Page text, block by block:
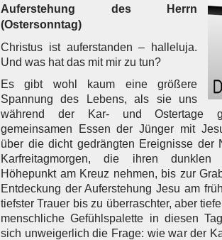
Auferstehung des Herrn
(Ostersonntag)
Christus ist auferstanden – halleluja.
Und was hat das mit mir zu tun?
Es gibt wohl kaum eine größere
Spannung des Lebens, als sie uns
während der Kar- und Ostertage
gemeinsamen Essen der Jünger mit
über die dicht gedrängten Ereignisse der
Karfreitagmorgen, die ihren dunklen
Höhepunkt am Kreuz nehmen, bis zur
Entdeckung der Auferstehung Jesu am
tiefster Trauer bis zu überraschter, aber
menschliche Gefühlspalette in diesen
sich unweigerlich die Frage: wie war der